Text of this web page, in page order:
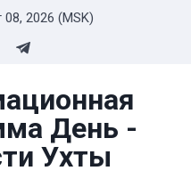
08, 2026 (MSK)
День -
Ухты